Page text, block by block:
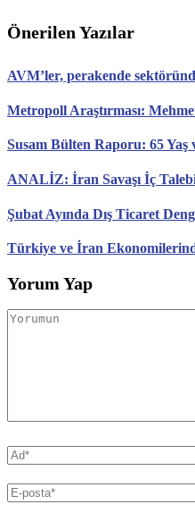
Önerilen Yazılar
AVM’ler, perakende
Metropoll Araştırması:
Susam Bülten Raporu: 65
ANALİZ: İran Savaşı İç
Şubat Ayında Dış Ticaret
Türkiye ve İran
Yorum Yap